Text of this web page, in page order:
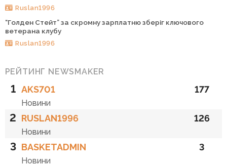
Ruslan1996
“Голден Стейт” за скромну зарплатню зберіг ключового
ветерана клубу
Ruslan1996
РЕЙТИНГ NEWSMAKER
1 AKS701
Новини
177
2 RUSLAN1996
Новини
126
3 BASKETADMIN
Новини
3